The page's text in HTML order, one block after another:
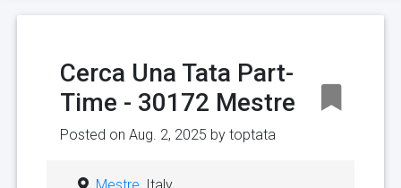
Cerca Una Tata Part-
Time - 30172 Mestre
Posted on Aug. 2, 2025 by toptata